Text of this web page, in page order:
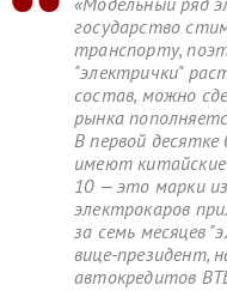
государство
транспорту,
"электрички"
состав, можно
рынка
В первой
имеют
10 — это марки
электрокаров
за семь месяцев
вице-президент,
автокредитов